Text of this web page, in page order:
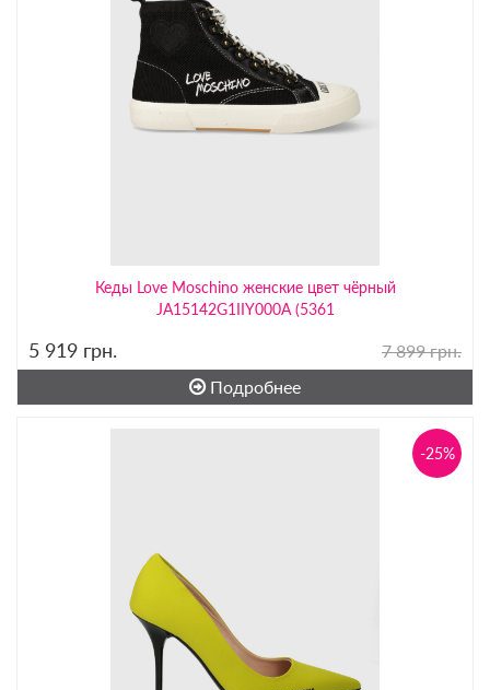
Кеды Love Moschino женские цвет чёрный
JA15142G1IIY000A (5361
5 919 грн.
7 899 грн.
Подробнее
-25%